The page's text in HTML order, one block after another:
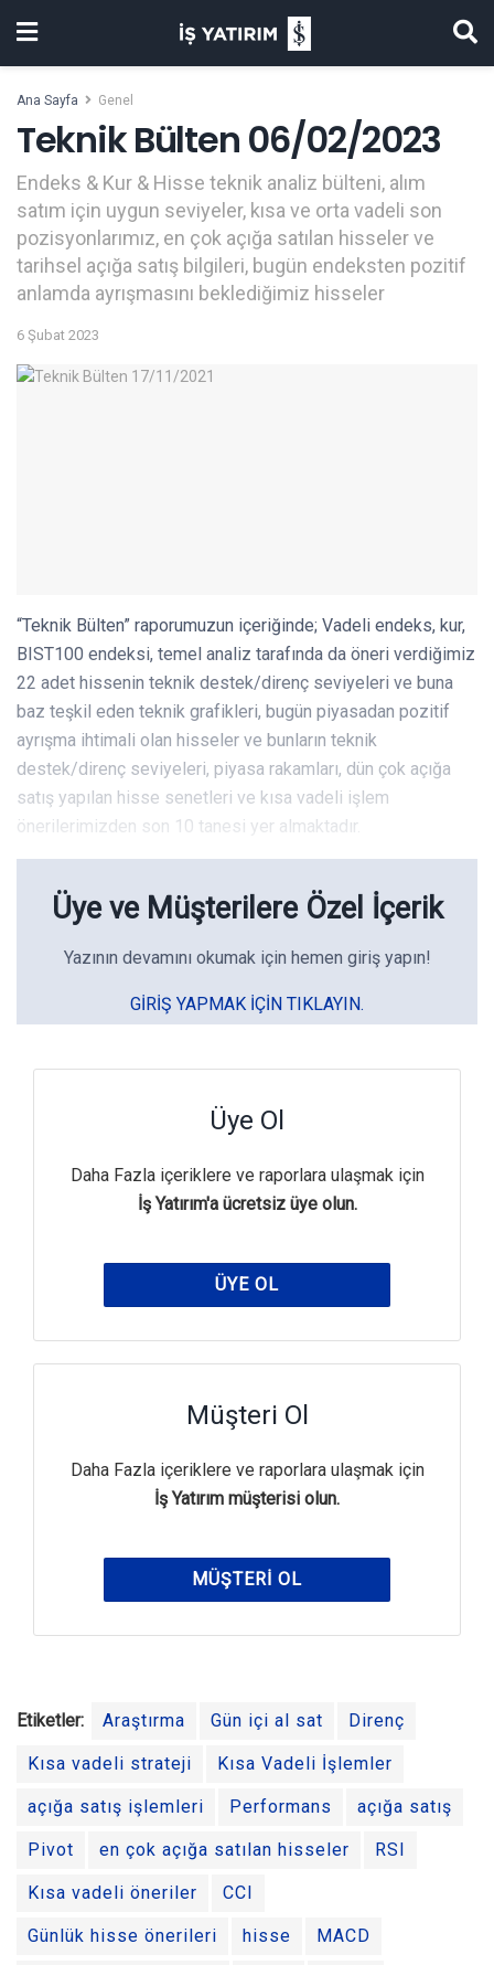
Ana Sayfa Genel
Teknik Bülten 06/02/2023
Endeks & Kur & Hisse teknik analiz bülteni, alım
satım için uygun seviyeler, kısa ve orta vadeli son
pozisyonlarımız, en çok açığa satılan hisseler ve
tarihsel açığa satış bilgileri, bugün endeksten pozitif
anlamda ayrışmasını beklediğimiz hisseler
6 Şubat 2023
“Teknik Bülten” raporumuzun içeriğinde; Vadeli endeks, kur,
BIST100 endeksi, temel analiz tarafında da öneri verdiğimiz
22 adet hissenin teknik destek/direnç seviyeleri ve buna
baz teşkil eden teknik grafikleri, bugün piyasadan pozitif
ayrışma ihtimali olan hisseler ve bunların teknik
destek/direnç seviyeleri, piyasa rakamları, dün çok açığa
satış yapılan hisse senetleri ve kısa vadeli işlem
önerilerimizden son 10 tanesi yer almaktadır.
Üye ve Müşterilere Özel İçerik
Yazının devamını okumak için hemen giriş yapın!
GIRIŞ YAPMAK IÇIN TIKLAYIN.
Üye Ol
Daha Fazla içeriklere ve raporlara ulaşmak için
İş Yatırım'a ücretsiz üye olun.
ÜYE OL
Müşteri Ol
Daha Fazla içeriklere ve raporlara ulaşmak için
İş Yatırım müşterisi olun.
MÜŞTERI OL
Etiketler: Araştırma Gün içi al sat Direnç
Kısa vadeli strateji Kısa Vadeli İşlemler
açığa satış işlemleri Performans açığa satış
Pivot en çok açığa satılan hisseler RSI
Kısa vadeli öneriler CCI
Günlük hisse önerileri hisse MACD